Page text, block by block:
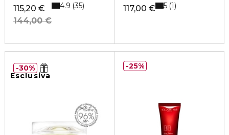
115,20 €
144,00 €
4.9 35 117,00 € 5 1
Esclusiva
30% 25%